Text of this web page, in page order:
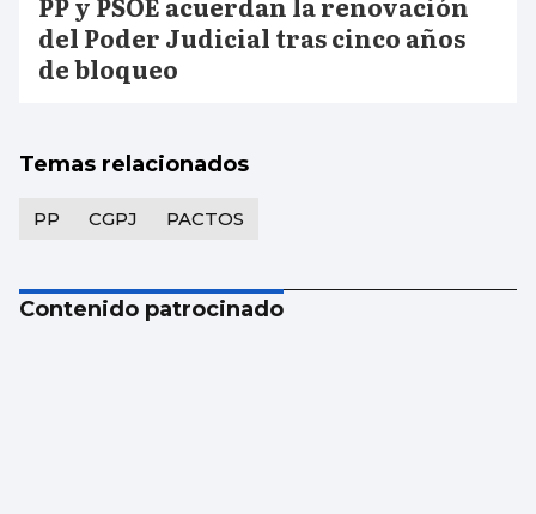
del Poder Judicial tras cinco años
de bloqueo
Temas relacionados
PP CGPJ PACTOS
Contenido patrocinado